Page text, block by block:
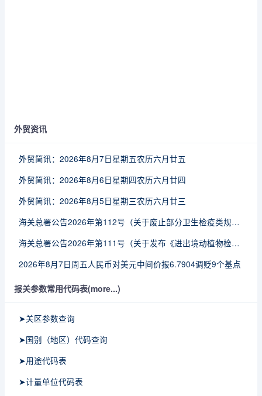
外贸资讯
外贸简讯：2026年8月7日星期五农历六月廿五
外贸简讯：2026年8月6日星期四农历六月廿四
外贸简讯：2026年8月5日星期三农历六月廿三
海关总署公告2026年第112号（关于废止部分卫生检疫类规范性文件的公告）
海关总署公告2026年第111号（关于发布《进出境动植物检疫处理监督管理工作规定》《进出境卫生处理监督管理工作规定》的公告）
2026年8月7日周五人民币对美元中间价报6.7904调贬9个基点
报关参数常用代码表(more...)
➤关区参数查询
➤国别（地区）代码查询
➤用途代码表
➤计量单位代码表